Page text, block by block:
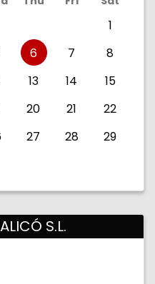
1
6 7
8
13 14
15
20 21
22
27 28
29
S.L.